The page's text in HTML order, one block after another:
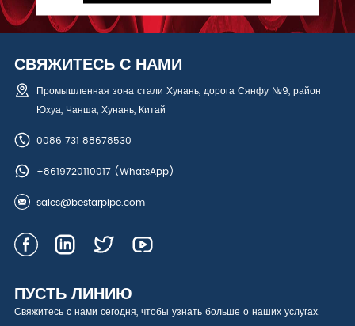
СВЯЖИТЕСЬ С НАМИ
Промышленная зона стали Хунань, дорога Сянфу №9, район
Юхуа, Чанша, Хунань, Китай
0086 731 88678530
+8619720110017(WhatsApp)
sales@bestarpipe.com
ПУСТЬ ЛИНИЮ
Свяжитесь с нами сегодня, чтобы узнать больше о наших услугах.